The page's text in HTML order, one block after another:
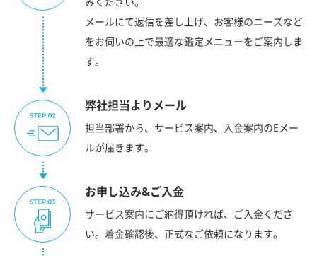
メールにて返信を差し上げ、お客様のニーズなど
をお伺いの上で最適な鑑定メニューをご案内しま
す。
弊社担当よりメール
担当部署から、サービス案内、入金案内のEメー
ルが届きます。
お申し込み&ご入金
サービス案内にご納得頂ければ、ご入金くださ
い。着金確認後、正式なご依頼になります。